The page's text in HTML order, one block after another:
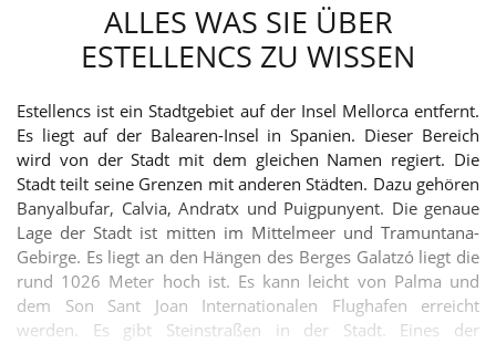
ALLES WAS SIE ÜBER
ESTELLENCS ZU WISSEN
Estellencs ist ein Stadtgebiet auf der Insel Mellorca entfernt.
Es liegt auf der Balearen-Insel in Spanien. Dieser Bereich
wird von der Stadt mit dem gleichen Namen regiert. Die
Stadt teilt seine Grenzen mit anderen Städten. Dazu gehören
Banyalbufar, Calvia, Andratx und Puigpunyent. Die genaue
Lage der Stadt ist mitten im Mittelmeer und Tramuntana-
Gebirge. Es liegt an den Hängen des Berges Galatzó liegt die
rund 1026 Meter hoch ist. Es kann leicht von Palma und
dem Son Sant Joan Internationalen Flughafen erreicht
werden. Es gibt Steinstraßen in der Stadt. Eines der